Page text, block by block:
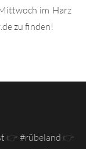
im Harz
zu finden!
👉 #rübeland 👉